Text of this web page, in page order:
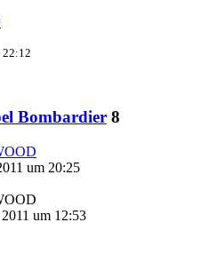
22:12
Bombardier 8
um 20:25
um 12:53